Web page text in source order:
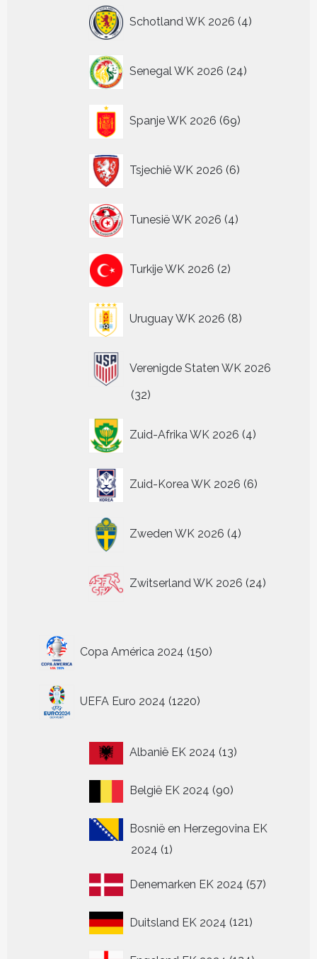
Schotland WK 2026 4
producten
Senegal WK 2026 24
producten
Spanje WK 2026 69
producten
Tsjechië WK 2026 6
producten
Tunesië WK 2026 4
producten
Turkije WK 2026 2
producten
Uruguay WK 2026 8
producten
Verenigde Staten WK 2026
3232
Zuid-Afrika WK 2026 4
producten
Zuid-Korea WK 2026 6
producten
Zweden WK 2026 4
producten
Zwitserland WK 2026 24
producten
Copa América 2024 150
producten
UEFA Euro 2024 1220
producten
Albanië EK 2024 1313
België EK 2024 9090
Bosnië en Herzegovina EK
2024 11
Denemarken EK 2024 5757
Duitsland EK 2024 121121